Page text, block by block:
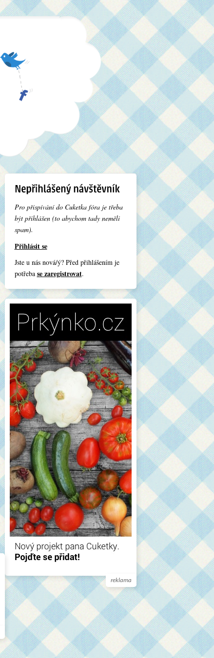
Pro přispívání do Cuketka fóra je třeba
být přihlášen (to abychom tady neměli
spam).
Přihlásit se
Jste u nás nová/ý? Před přihlášením je
potřeba se zaregistrovat.
reklama